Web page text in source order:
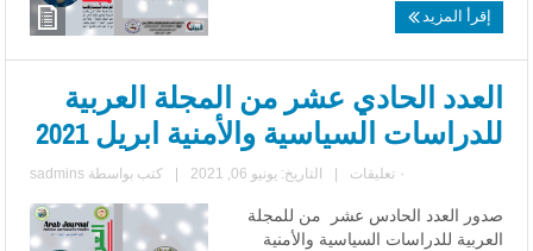
إقرأ المزيد
العدد الحادي عشر من المجلة العربية
للدراسات السياسية والأمنية ابريل 2021
كتب بواسطة sadmins | التاريخ: يونيو 06, 2021 | ٠ تعليقات
صدور العدد الحادس عشر من للمجلة
العربية للدراسات السياسية والأمنية